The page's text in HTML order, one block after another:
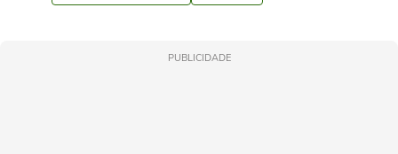
PUBLICIDADE